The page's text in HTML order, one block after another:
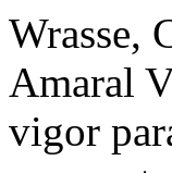
Wrasse,
Amaral
vigor